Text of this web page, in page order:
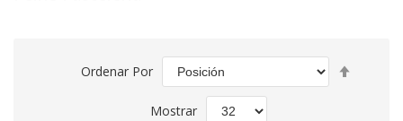
Ordenar Por
Mostrar